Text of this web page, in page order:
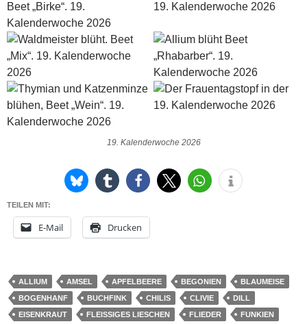
19. Kalenderwoche 2026
TEILEN MIT:
E-Mail Drucken
ALLIUM AMSEL APFELBEERE BEGONIEN
BLAUMEISE
BOGENHANF
BUCHFINK CHILIS CLIVIE
DILL
EISENKRAUT
FLEISSIGES LIESCHEN FLIEDER
FUNKIEN